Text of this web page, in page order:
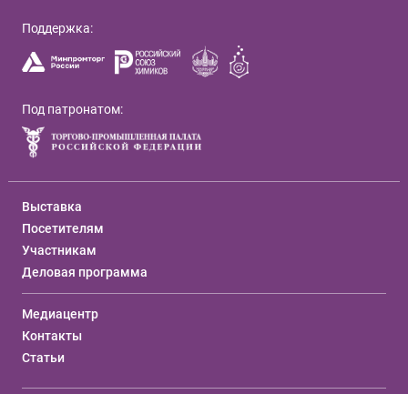
Поддержка:
Под патронатом:
Выставка
Посетителям
Участникам
Деловая программа
Медиацентр
Контакты
Статьи